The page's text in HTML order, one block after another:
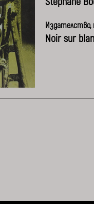
Издателство,
Noir sur